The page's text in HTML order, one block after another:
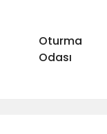
Oturma
Odası